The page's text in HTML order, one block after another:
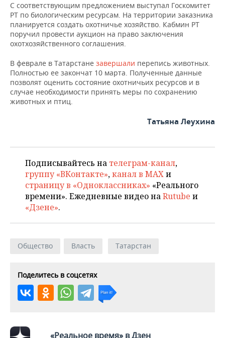
КОМУ ПРИНАДЛЕЖАТ
ТОРГОВЫЕ ЦЕНТРЫ
ТАТАРСТАНА
БЮДЖЕТ
ИНВЕСТИЦИИ
АГРОПРОМ
МАШИНОСТРОЕНИЕ
НЕФТЬ
ОПК
НОВОСТИ АВТО
БИЗНЕС
НОВОСТИ БИЗНЕСА
РОЗНИЧНАЯ ТОРГОВЛЯ
ТРАНСПОРТ
ТЕХНОЛОГИИ
НОВОСТИ ТЕХНОЛОГИЙ
IT
МЕРОПРИЯТИЯ
НОВОСТИ МЕРОПРИЯТИЙ
ONLINE-КОНФЕРЕНЦИИ
ОТКРЫТАЯ ЛЕКЦИЯ
СПОРТ
ХОККЕЙ
БАСКЕТБОЛ
ВОЛЕЙБОЛ
ВОДНЫЕ ВИДЫ СПОРТА
ХОККЕЙ С МЯЧОМ
ВЛАСТЬ
ИНФРАСТРУКТУРА
ИСТОРИЯ
ОБРАЗОВАНИЕ
ПРОИСШЕСТВИЯ
СЮЖЕТЫ
СПРАВОЧНИК
СПИСОК ПЕРСОН
ПОЛНАЯ ВЕРСИЯ
С соответствующим предложением выступал Госкомитет
РТ по биологическим ресурсам. На территории заказника
планируется создать охотничье хозяйство. Кабмин РТ
поручил провести аукцион на право заключения
охотхозяйственного соглашения.
В феврале в Татарстане завершали перепись животных.
Полностью ее закончат 10 марта. Полученные данные
позволят оценить состояние охотничьих ресурсов и в
случае необходимости принять меры по сохранению
животных и птиц.
Татьяна Леухина
Подписывайтесь на телеграм-канал,
группу «ВКонтакте»,канал в MAXи
страницу в «Одноклассниках» «Реального
времени». Ежедневные видео наRutube и
«Дзене».
Общество Власть Татарстан
Поделитесь в соцсетях
«Реальное время» в Дзен